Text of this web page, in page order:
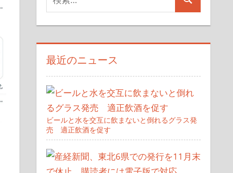
索
対
検
最近のニュース
ビールと水を交互に飲まないと倒れるグラス発
売 適正飲酒を促す